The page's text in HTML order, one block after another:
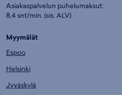
Asiakaspalvelun puhelumaksut:
8,4 snt/min. (sis. ALV)
Myymälät
Espoo
Helsinki
Jyväskylä